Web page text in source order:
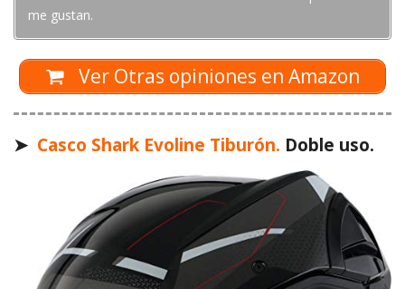
me gustan.
Ver Otras opiniones en Amazon
➤ Casco Shark Evoline Tiburón. Doble uso.